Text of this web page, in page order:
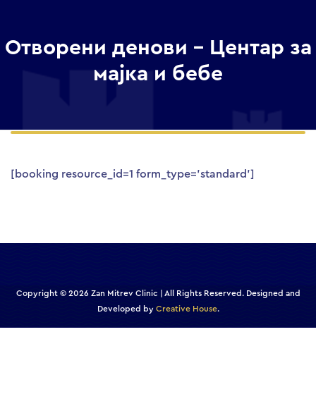
Отворени денови – Центар за
мајка и бебе
[booking resource_id=1 form_type=’standard’]
Copyright © 2026 Zan Mitrev Clinic | All Rights Reserved. Designed and
Developed by Creative House.